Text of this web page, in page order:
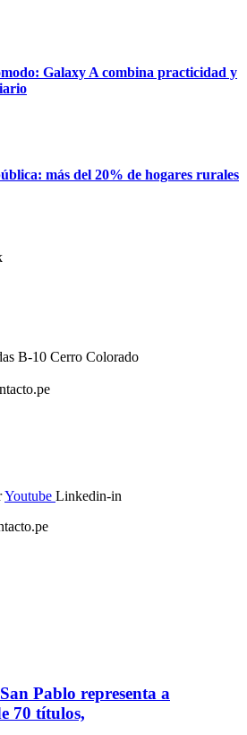
Galaxy A combina practicidad y
más del 20% de hogares rurales
B-10 Cerro Colorado
Youtube Linkedin-in
Pablo representa a
70 títulos,